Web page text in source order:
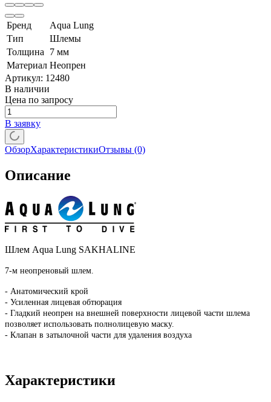
Бренд
Aqua Lung
Тип
Шлемы
Толщина
7 мм
Материал Неопрен
Артикул: 12480
В наличии
Цена по запросу
В заявку
ОбзорХарактеристикиОтзывы (0)
Описание
Шлем Aqua Lung SAKHALINE
7-м неопреновый шлем.
- Анатомический крой
- Усиленная лицевая обтюрация
- Гладкий неопрен на внешней поверхности лицевой части шлема
позволяет использовать полнолицевую маску.
- Клапан в затылочной части для удаления воздуха
Характеристики